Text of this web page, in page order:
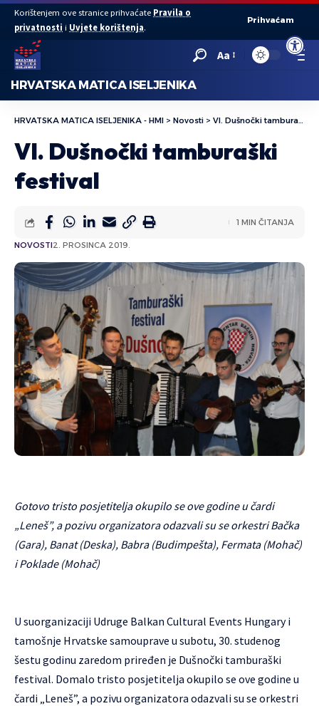
Open
Korištenjem ove stranice prihvaćate Pravila o
privatnosti i Uvjete korištenja.
Prihvaćam
Aa
HRVATSKA MATICA ISELJENIKA
HRVATSKA MATICA ISELJENIKA - HMI > Novosti > VI. Dušnočki tamburaški festival
VI. Dušnočki tamburaški
festival
NOVOSTI2. PROSINCA 2019.
1 MIN ČITANJA
Gotovo tristo posjetitelja okupilo se ove godine u čardi
„Leneš”, a pozivu organizatora odazvali su se orkestri Bačka
(Gara), Banat (Deska), Babra (Budimpešta), Fermata (Mohač)
i Poklade (Mohač)
U suorganizaciji Udruge Balkan Cultural Events Hungary i
tamošnje Hrvatske samouprave u subotu, 30. studenog
šestu godinu zaredom priređen je Dušnočki tamburaški
festival. Domalo tristo posjetitelja okupilo se ove godine u
čardi „Leneš”, a pozivu organizatora odazvali su se orkestri